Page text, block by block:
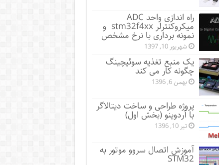
راه اندازی واحد ADC
میکروکنترلر stm32f4xx و
نمونه برداری با نرخ مشخص
شهریور 10, 1397
یک منبع تغذیه سوئیچینگ
چگونه کار می کند
بهمن 6, 1396
پروژه طراحی و ساخت دیتالاگر
با آردوینو (بخش اول)
تیر 10, 1396
آموزش اتصال سروو موتور به
STM32